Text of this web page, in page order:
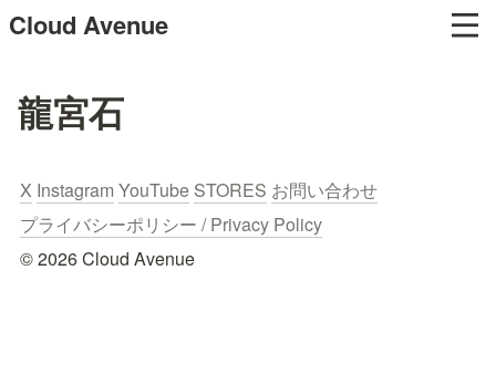
Cloud Avenue
龍宮石
X Instagram YouTube STORES お問い合わせ
プライバシーポリシー / Privacy Policy
© 2026 Cloud Avenue